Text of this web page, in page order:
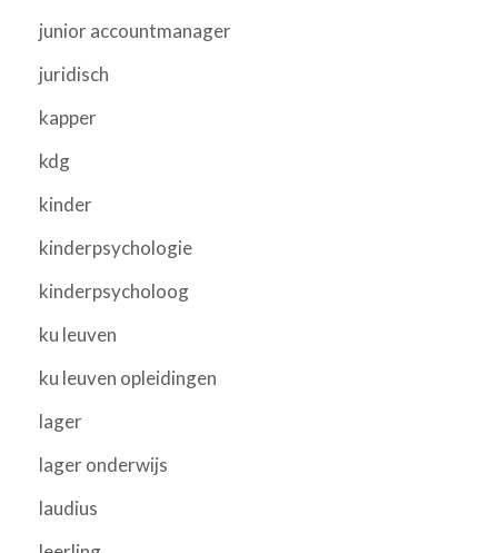
junior accountmanager
juridisch
kapper
kdg
kinder
kinderpsychologie
kinderpsycholoog
ku leuven
ku leuven opleidingen
lager
lager onderwijs
laudius